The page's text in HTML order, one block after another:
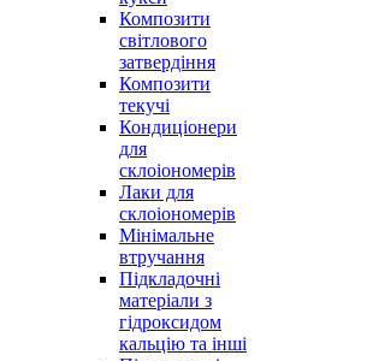
Композити
світлового
затвердіння
Композити
текучі
Кондиціонери
для
склоіономерів
Лаки для
склоіономерів
Мінімальне
втручання
Підкладочні
матеріали з
гідроксидом
кальцію та інші